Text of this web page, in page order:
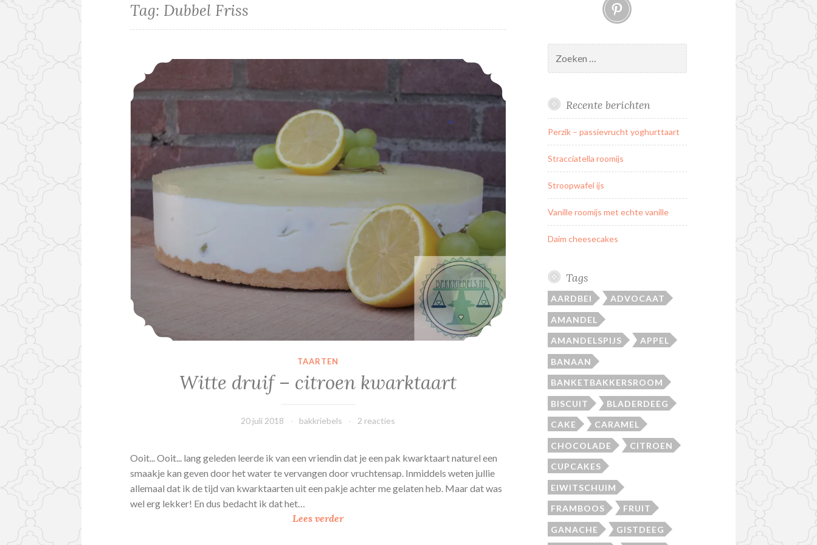
Tag: Dubbel Friss
Witte druif – citroen kwarktaart
TAARTEN
Witte druif – citroen kwarktaart
20 juli 2018 bakkriebels 2 reacties
Ooit... Ooit... lang geleden leerde ik van een vriendin dat je een pak kwarktaart naturel een
smaakje kan geven door het water te vervangen door vruchtensap. Inmiddels weten jullie
allemaal dat ik de tijd van kwarktaarten uit een pakje achter me gelaten heb. Maar dat was
wel erg lekker! En dus bedacht ik dat het…
Lees verderW
naar:
Recente berichten
Perzik – passievrucht yoghurttaart
Stracciatella roomijs
Stroopwafel ijs
Vanille roomijs met echte vanille
Daim cheesecakes
Tags
AARDBEI ADVOCAAT
AMANDEL
AMANDELSPIJS APPEL
BANAAN
BANKETBAKKERSROOM
BISCUIT BLADERDEEG
CAKE CARAMEL
CHOCOLADE CITROEN
CUPCAKES
EIWITSCHUIM
FRAMBOOS FRUIT
GANACHE GISTDEEG